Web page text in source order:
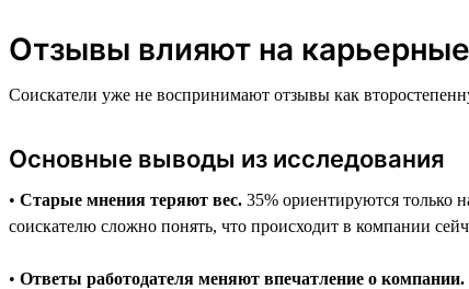
Отзывы влияют на
Соискатели уже не воспринимают отзывы как
Основные выводы из исследования
• Старые мнения теряют вес. 35% ориентируются только
соискателю сложно понять, что происходит в компании
• Ответы работодателя меняют впечатление о компании.